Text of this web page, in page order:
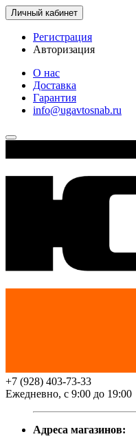
Личный кабинет
Регистрация
Авторизация
О нас
Доставка
Гарантия
info@ugavtosnab.ru
+7 (928) 403-73-33
Ежедневно, с 9:00 до 19:00
Адреса магазинов: